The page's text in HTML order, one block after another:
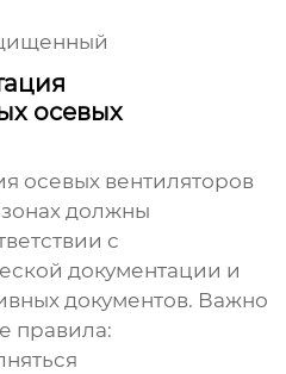
осевых
осевых вентиляторов
должны
с
документации и
документов. Важно
правила: